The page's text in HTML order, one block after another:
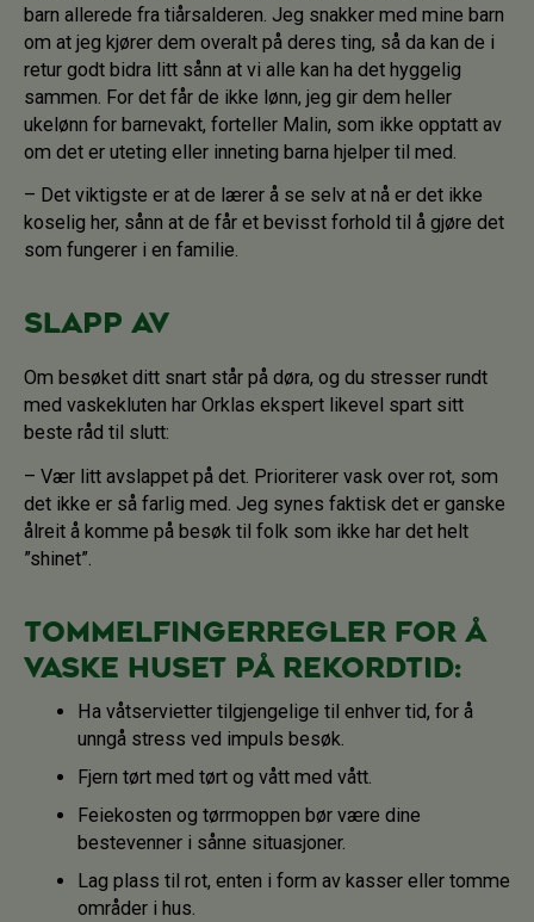
barn allerede fra tiårsalderen. Jeg snakker med mine barn
om at jeg kjører dem overalt på deres ting, så da kan de i
retur godt bidra litt sånn at vi alle kan ha det hyggelig
sammen. For det får de ikke lønn, jeg gir dem heller
ukelønn for barnevakt, forteller Malin, som ikke opptatt av
om det er uteting eller inneting barna hjelper til med.
– Det viktigste er at de lærer å se selv at nå er det ikke
koselig her, sånn at de får et bevisst forhold til å gjøre det
som fungerer i en familie.
Slapp av
Om besøket ditt snart står på døra, og du stresser rundt
med vaskekluten har Orklas ekspert likevel spart sitt
beste råd til slutt:
– Vær litt avslappet på det. Prioriterer vask over rot, som
det ikke er så farlig med. Jeg synes faktisk det er ganske
ålreit å komme på besøk til folk som ikke har det helt
”shinet”.
Tommelfingerregler for å
vaske huset på rekordtid:
Ha våtservietter tilgjengelige til enhver tid, for å
unngå stress ved impuls besøk.
Fjern tørt med tørt og vått med vått.
Feiekosten og tørrmoppen bør være dine
bestevenner i sånne situasjoner.
Lag plass til rot, enten i form av kasser eller tomme
områder i hus.